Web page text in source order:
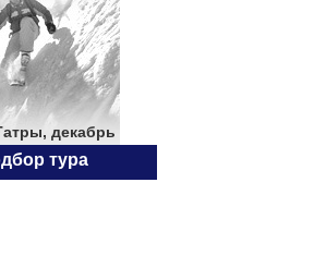
декабрь
тура